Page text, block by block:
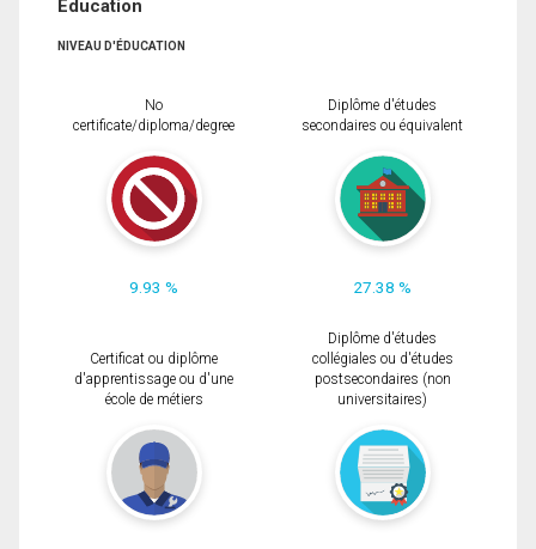
Éducation
NIVEAU D'ÉDUCATION
No
certificate/diploma/degree
9.93 %
Diplôme d'études
secondaires ou équivalent
27.38 %
Certificat ou diplôme
d'apprentissage ou d'une
école de métiers
Diplôme d'études
collégiales ou d'études
postsecondaires (non
universitaires)